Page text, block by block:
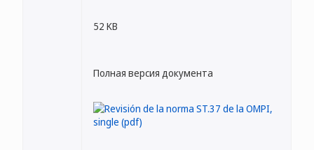
52 KB
Полная версия документа